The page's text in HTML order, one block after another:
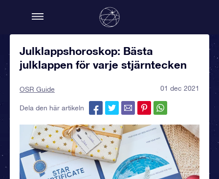
Julklappshoroskop: Bästa
julklappen för varje stjärntecken
OSR Guide 01 dec 2021
Dela den här artikeln